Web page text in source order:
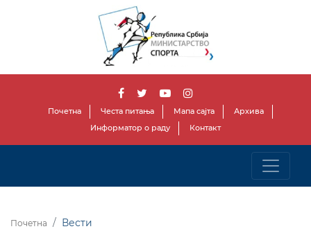
Почетна Честа питања Мапа сајта
Архива
Информатор о раду
Контакт
Почетна Вести